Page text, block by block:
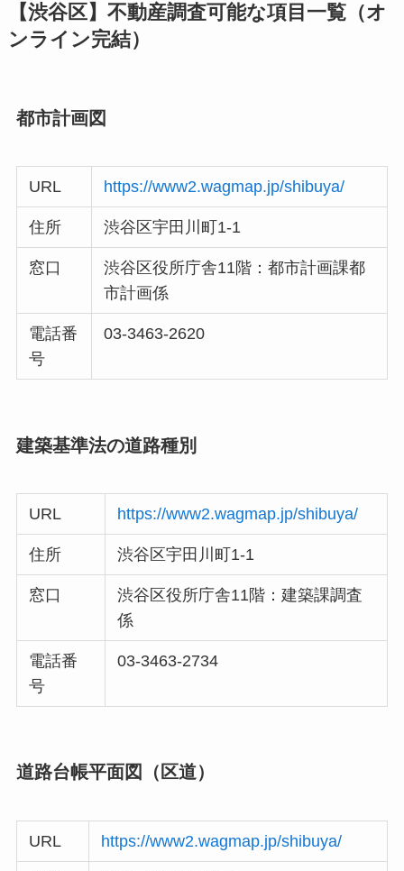
【渋谷区】不動産調査可能な項目一覧（オ
ンライン完結）
都市計画図
URL https://www2.wagmap.jp/shibuya/
住所 渋谷区宇田川町1-1
窓口
渋谷区役所庁舎11階：都市計画課都
市計画係
電話番
号
03-3463-2620
建築基準法の道路種別
URL https://www2.wagmap.jp/shibuya/
住所 渋谷区宇田川町1-1
窓口
渋谷区役所庁舎11階：建築課調査
係
電話番
号
03-3463-2734
道路台帳平面図（区道）
URL https://www2.wagmap.jp/shibuya/